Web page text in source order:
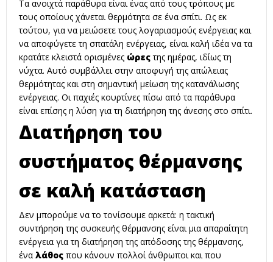
Τα ανοιχτά παράθυρα είναι ένας από τους τρόπους με
τους οποίους χάνεται θερμότητα σε ένα σπίτι. Ως εκ
τούτου, για να μειώσετε τους λογαριασμούς ενέργειας και
να αποφύγετε τη σπατάλη ενέργειας, είναι καλή ιδέα να τα
κρατάτε κλειστά ορισμένες ώρεςτης ημέρας, ιδίως τη
νύχτα. Αυτό συμβάλλει στην αποφυγή της απώλειας
θερμότητας και στη σημαντική μείωση της κατανάλωσης
ενέργειας. Οι παχιές κουρτίνες πίσω από τα παράθυρα
είναι επίσης η λύση για τη διατήρηση της άνεσης στο σπίτι.
Διατήρηση του
συστήματος θέρμανσης
σε καλή κατάσταση
Δεν μπορούμε να το τονίσουμε αρκετά: η τακτική
συντήρηση της συσκευής θέρμανσης είναι μια απαραίτητη
ενέργεια για τη διατήρηση της απόδοσης της θέρμανσης,
ένα λάθος που κάνουν πολλοί άνθρωποι και που